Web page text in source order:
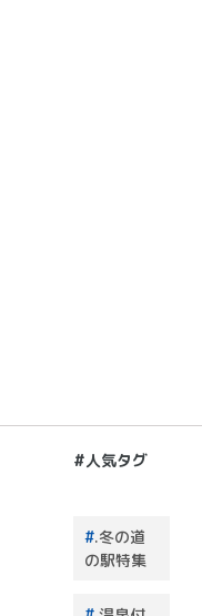
#人気タグ
.冬の道
の駅特集